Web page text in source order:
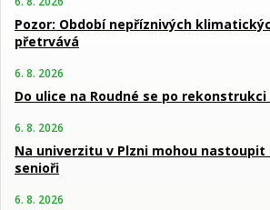
Pozor: Období nepříznivých
přetrvává
6. 8. 2026
Do ulice na Roudné se po
6. 8. 2026
Na univerzitu v Plzni mohou
senioři
6. 8. 2026